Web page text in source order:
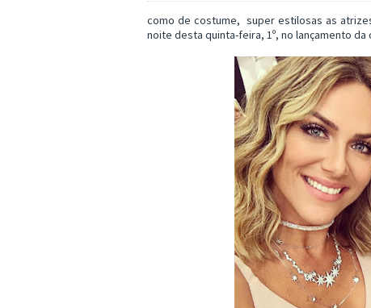
como de costume, super estilosas as
noite desta quinta-feira, 1º, no lançamento da